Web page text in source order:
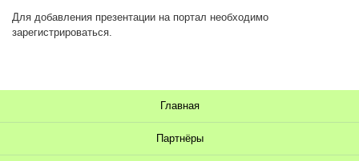
Для добавления презентации на портал необходимо
зарегистрироваться.
Главная
Партнёры